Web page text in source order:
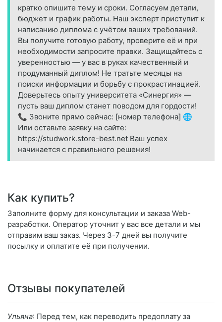
кратко опишите тему и сроки. Согласуем детали,
бюджет и график работы. Наш эксперт приступит к
написанию диплома с учётом ваших требований.
Вы получите готовую работу, проверите её и при
необходимости запросите правки. Защищайтесь с
уверенностью — у вас в руках качественный и
продуманный диплом! Не тратьте месяцы на
поиски информации и борьбу с прокрастинацией.
Доверьтесь опыту университета «Синергия» —
пусть ваш диплом станет поводом для гордости!
📞 Звоните прямо сейчас: [номер телефона] 🌐
Или оставьте заявку на сайте:
https://studwork.store-best.net Ваш успех
начинается с правильного решения!
Как купить?
Заполните форму для консультации и заказа Web-
разработки. Оператор уточнит у вас все детали и мы
отправим ваш заказ. Через 3-7 дней вы получите
посылку и оплатите её при получении.
Отзывы покупателей
Ульяна: Перед тем, как переводить предоплату за